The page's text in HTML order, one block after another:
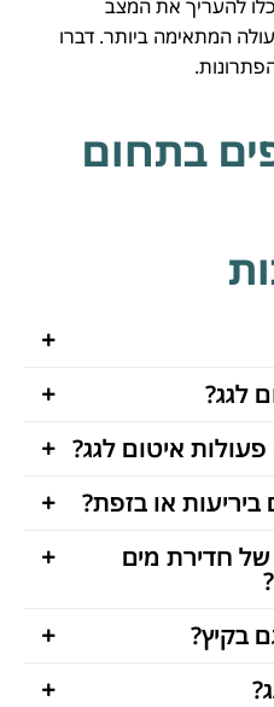
של איטום 26 שיוכלו להעריך את המצב
המתאימה ביותר. דברו
בתחום
לגג?
איטום לגג?
או בזפת?
חדירת מים
בקיץ?